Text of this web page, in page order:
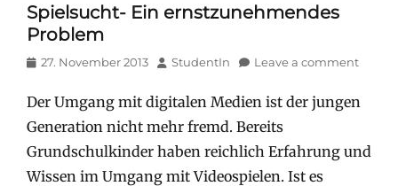
Spielsucht- Ein ernstzunehmendes
Problem
Posted
27. November 2013 Author
StudentIn Leave a comment
Der Umgang mit digitalen Medien ist der jungen
Generation nicht mehr fremd. Bereits
Grundschulkinder haben reichlich Erfahrung und
Wissen im Umgang mit Videospielen. Ist es